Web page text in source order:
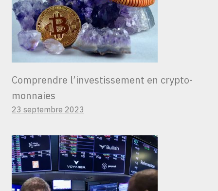
Comprendre l’investissement en crypto-
monnaies
23 septembre 2023